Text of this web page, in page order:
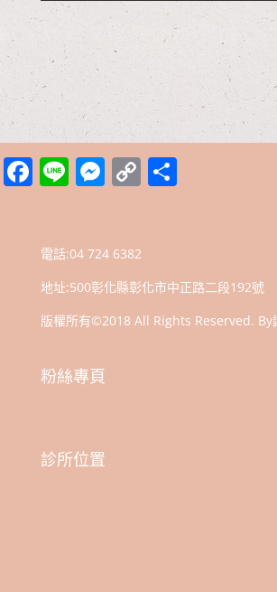
Facebook
LineMessenger
Copy
電話:04 724 6382
地址:500彰化縣彰化市中正路二段192號
版權所有©2018 All Rights Reserved. By
粉絲專頁
診所位置